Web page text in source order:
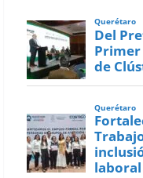
Querétaro
Del
Primer
de
Querétaro
laboral